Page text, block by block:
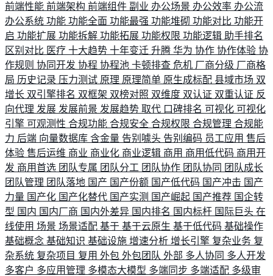
前端性能 前端架构 前端组件 副业 办公场景 办公效率 办公流
办公系统 功能 功能全面 功能最强 功能堆砌 功能对比 功能开
启 功能扩展 功能拆解 功能拓展 功能权限 功能逻辑 助手排名
区别对比 医疗 十大趋势 十年变迁 升腾 华为 协作 协作体验 协
作规则 协同开发 协程 协程池 卡顿排查 危机 厂商分级 厂商格
局 历史记录 压力测试 原理 原理简单 原生成标配 县域市场 双
增长 双引擎排名 双框架 双榜对照 双维度 双认证 双重认证 反
向代理 发展 发展前景 发展趋势 取代 口碑排名 可视化 可视化
引擎 可观测性 合规功能 合规安全 合规权限 合规管理 合规能
力 后端 向量数据库 含金量 告别噱头 告别编码 员工应用 售后
体验 售后运维 商业 商业化 商业逻辑 商用 商用低代码 商用开
发 商用首选 团队专属 团队分工 团队协作 团队协同 团队成长
团队管理 团队落地 国产 国产份额 国产低代码 国产冲击 国产
力量 国产化 国产化替代 国产实测 国产崛起 国产推荐 国企转
型 国内 国内厂商 国内外差异 国内排名 国内标杆 国际巨头 在
线使用 场景 场景适配 基于 基于云原生 基于低代码 基础操作
基础概念 基础知识 基础设施 增速分析 增长引擎 复杂业务 复
杂系统 复杂项目 复用 外包 外包团队 外部 多人协同 多人开发
多客户 多应用管理 多模态大模型 多端同步 多端适配 多级审